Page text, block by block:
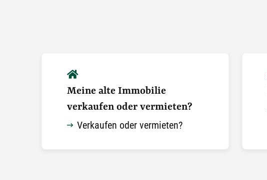
Meine alte Immobilie
verkaufen oder vermieten?
Verkaufen oder vermieten?